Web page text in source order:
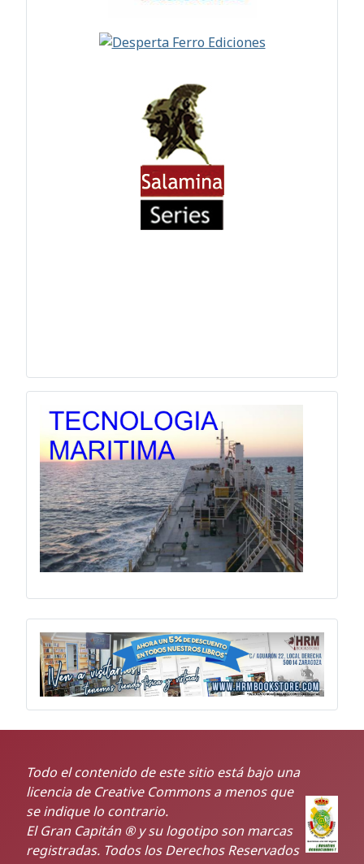
Todo el contenido de este sitio está bajo una
licencia de Creative Commons a menos que
se indique lo contrario.
El Gran Capitán ® y su logotipo son marcas
registradas. Todos los Derechos Reservados